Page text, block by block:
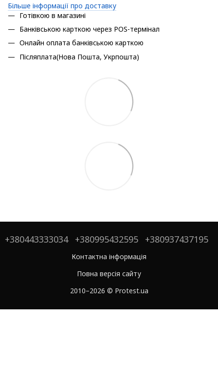
Більше інформації про доставку
Готівкою в магазині
Банківською карткою через POS-термінал
Онлайн оплата банківською карткою
Післяплата(Нова Пошта, Укрпошта)
+380443333034 +380995432595 +380937437195
Контактна інформація
Повна версія сайту
2010–2026 © Protest.ua